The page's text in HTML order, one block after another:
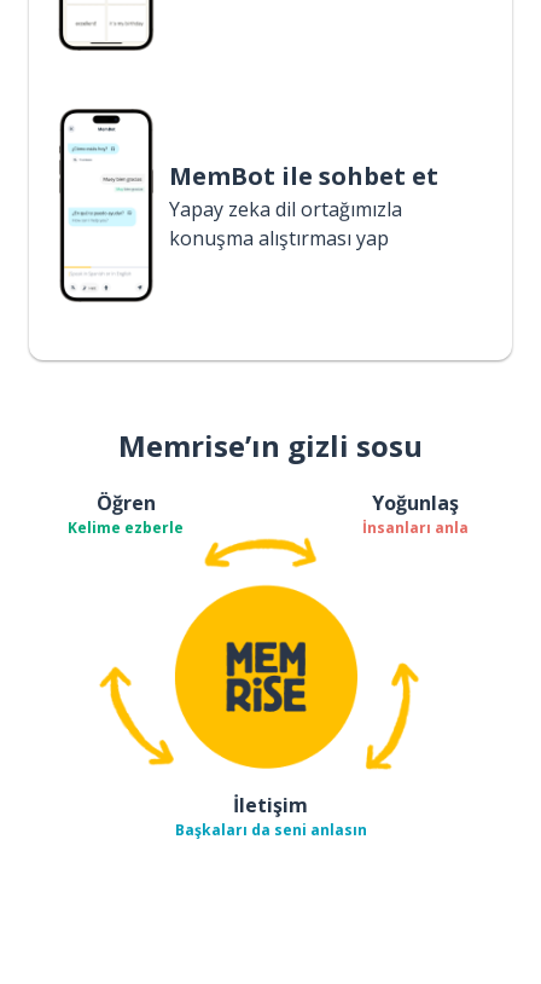
MemBot ile sohbet et
Yapay zeka dil ortağımızla
konuşma alıştırması yap
Memrise’ın gizli sosu
Öğren
Kelime ezberle
Yoğunlaş
İnsanları anla
İletişim
Başkaları da seni anlasın